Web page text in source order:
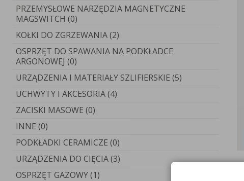
PRZEMYSŁOWE NARZĘDZIA MAGNETYCZNE
MAGSWITCH (0)
KOŁKI DO ZGRZEWANIA (2)
OSPRZĘT DO SPAWANIA NA PODKŁADCE
ARGONOWEJ (0)
URZĄDZENIA I MATERIAŁY SZLIFIERSKIE (5)
UCHWYTY I AKCESORIA (4)
ZACISKI MASOWE (0)
INNE (0)
PODKŁADKI CERAMICZE (0)
URZĄDZENIA DO CIĘCIA (3)
OSPRZĘT GAZOWY (1)